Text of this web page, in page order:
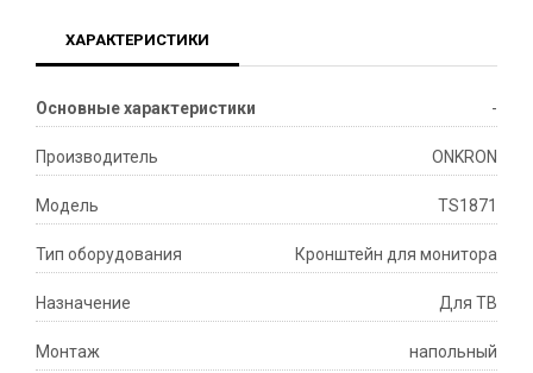
ХАРАКТЕРИСТИКИ
Основные характеристики -
Производитель ONKRON
Модель TS1871
Тип оборудования Кронштейн для монитора
Назначение Для ТВ
Монтаж напольный